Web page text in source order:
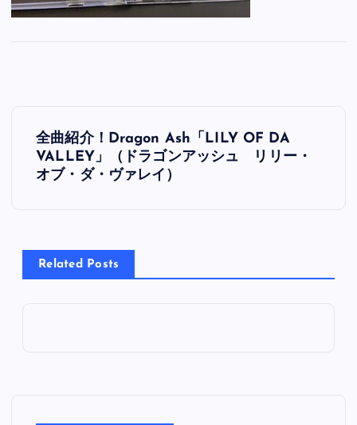
投
稿
ビ
ゲ
全曲紹介！Dragon Ash「LILY OF DA
VALLEY」（ドラゴンアッシュ リリー・
オブ・ダ・ヴァレイ）
Related Posts